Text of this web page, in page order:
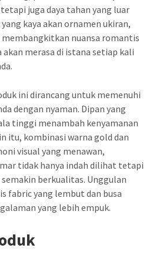
juga daya tahan yang luar
kaya akan ornamen ukiran,
membangkitkan nuansa romantis
akan merasa di istana setiap kali
ini dirancang untuk memenuhi
dengan nyaman. Dipan yang
tinggi menambah kenyamanan
itu, kombinasi warna gold dan
visual yang menawan,
tidak hanya indah dilihat tetapi
berkualitas. Unggulan
fabric yang lembut dan busa
yang lebih empuk.